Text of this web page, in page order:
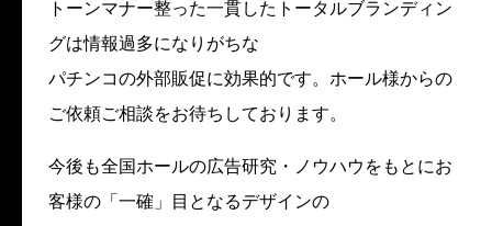
トーンマナー整った一貫したトータルブランディン
グは情報過多になりがちな
パチンコの外部販促に効果的です。ホール様からの
ご依頼ご相談をお待ちしております。
今後も全国ホールの広告研究・ノウハウをもとにお
客様の「一確」目となるデザインの